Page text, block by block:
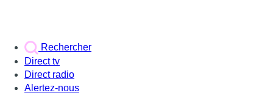
Rechercher
Direct tv
Direct radio
Alertez-nous